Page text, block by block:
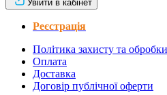
Увійти в кабінет
Реєстрація
Політика захисту та
Оплата
Доставка
Договір публічної оферти